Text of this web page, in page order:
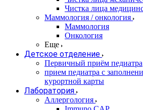
Чистка лица
Маммология / онкология
Маммология
Онкология
Еще
Детское отделение
Первичный приём педиатра
прием педиатра с
курортной карты
Лаборатория
Аллергология